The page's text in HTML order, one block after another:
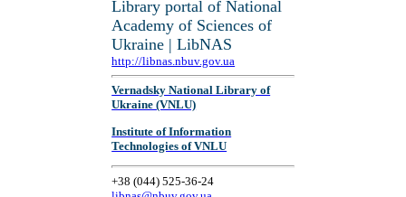
Library portal of National
Academy of Sciences of
Ukraine | LibNAS
http://libnas.nbuv.gov.ua
Vernadsky National Library of
Ukraine (VNLU)
Institute of Information
Technologies of VNLU
+38 (044) 525-36-24